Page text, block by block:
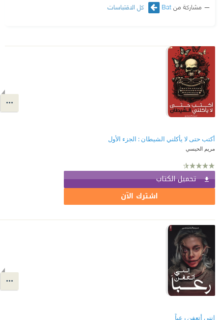
مشاركة منBat كل الاقتباسات
أكتب حتى لا يأكلني الشيطان : الجزء الأول
مريم الحيسي
تحميل الكتاب
اشترك الآن
إنني أتعفن رعباً